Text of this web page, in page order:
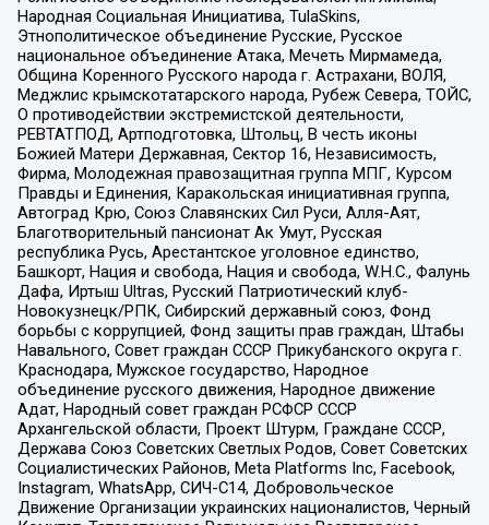
Народная Социальная Инициатива, TulaSkins,
Этнополитическое объединение Русские, Русское
национальное объединение Атака, Мечеть Мирмамеда,
Община Коренного Русского народа г. Астрахани, ВОЛЯ,
Меджлис крымскотатарского народа, Рубеж Севера, ТОЙС,
О противодействии экстремистской деятельности,
РЕВТАТПОД, Артподготовка, Штольц, В честь иконы
Божией Матери Державная, Сектор 16, Независимость,
Фирма, Молодежная правозащитная группа МПГ, Курсом
Правды и Единения, Каракольская инициативная группа,
Автоград Крю, Союз Славянских Сил Руси, Алля-Аят,
Благотворительный пансионат Ак Умут, Русская
республика Русь, Арестантское уголовное единство,
Башкорт, Нация и свобода, Нация и свобода, W.H.С., Фалунь
Дафа, Иртыш Ultras, Русский Патриотический клуб-
Новокузнецк/РПК, Сибирский державный союз, Фонд
борьбы с коррупцией, Фонд защиты прав граждан, Штабы
Навального, Совет граждан СССР Прикубанского округа г.
Краснодара, Мужское государство, Народное
объединение русского движения, Народное движение
Адат, Народный совет граждан РСФСР СССР
Архангельской области, Проект Штурм, Граждане СССР,
Держава Союз Советских Светлых Родов, Совет Советских
Социалистических Районов, Meta Platforms Inc, Facebook,
Instagram, WhatsApp, СИЧ-С14, Добровольческое
Движение Организации украинских националистов, Черный